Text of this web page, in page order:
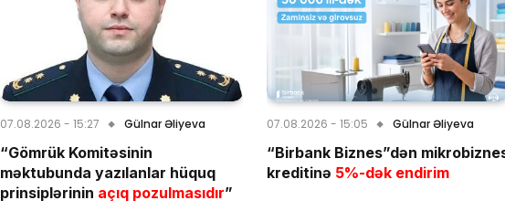
07.08.2026 - 15:27 Gülnar Əliyeva
“Gömrük Komitəsinin
məktubunda yazılanlar hüquq
prinsiplərinin açıq pozulmasıdır”
07.08.2026 - 15:05 Gülnar Əliyeva
“Birbank Biznes”dən
kreditinə 5%-dək endirim